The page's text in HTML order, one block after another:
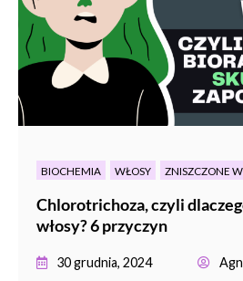
BIOCHEMIA WŁOSY ZNISZCZONE
Chlorotrichoza, czyli
włosy? 6 przyczyn
30 grudnia, 2024